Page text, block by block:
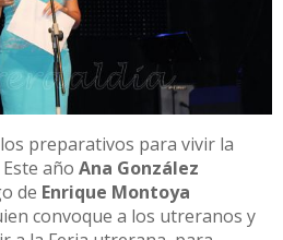
preparativos para vivir la
año Ana González
de Enrique Montoya
convoque a los utreranos y